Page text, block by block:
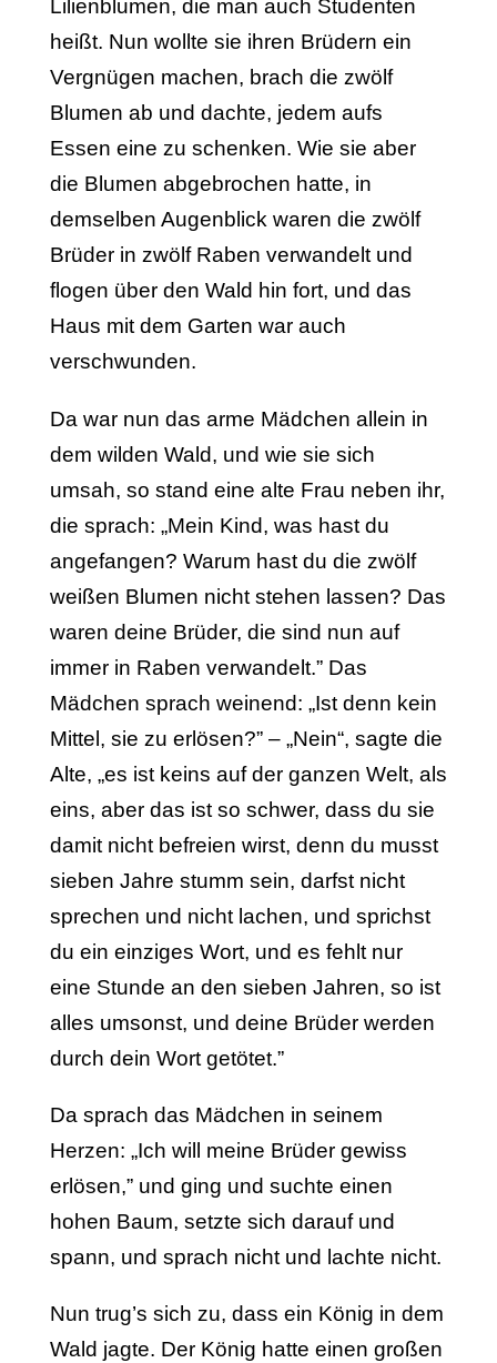
Lilienblumen, die man auch Studenten
heißt. Nun wollte sie ihren Brüdern ein
Vergnügen machen, brach die zwölf
Blumen ab und dachte, jedem aufs
Essen eine zu schenken. Wie sie aber
die Blumen abgebrochen hatte, in
demselben Augenblick waren die zwölf
Brüder in zwölf Raben verwandelt und
flogen über den Wald hin fort, und das
Haus mit dem Garten war auch
verschwunden.
Da war nun das arme Mädchen allein in
dem wilden Wald, und wie sie sich
umsah, so stand eine alte Frau neben ihr,
die sprach: „Mein Kind, was hast du
angefangen? Warum hast du die zwölf
weißen Blumen nicht stehen lassen? Das
waren deine Brüder, die sind nun auf
immer in Raben verwandelt.” Das
Mädchen sprach weinend: „Ist denn kein
Mittel, sie zu erlösen?” – „Nein“, sagte die
Alte, „es ist keins auf der ganzen Welt, als
eins, aber das ist so schwer, dass du sie
damit nicht befreien wirst, denn du musst
sieben Jahre stumm sein, darfst nicht
sprechen und nicht lachen, und sprichst
du ein einziges Wort, und es fehlt nur
eine Stunde an den sieben Jahren, so ist
alles umsonst, und deine Brüder werden
durch dein Wort getötet.”
Da sprach das Mädchen in seinem
Herzen: „Ich will meine Brüder gewiss
erlösen,” und ging und suchte einen
hohen Baum, setzte sich darauf und
spann, und sprach nicht und lachte nicht.
Nun trug’s sich zu, dass ein König in dem
Wald jagte. Der König hatte einen großen